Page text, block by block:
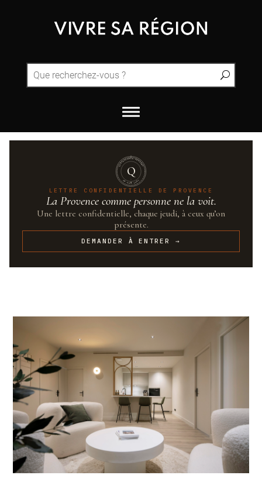
QUINTESSENCE·PROVENCE
UN·SUR·CENT
Q
LETTRE CONFIDENTIELLE DE PROVENCE
La Provence comme personne ne la voit.
Une lettre confidentielle, chaque jeudi, à ceux qu’on
présente.
DEMANDER À ENTRER →